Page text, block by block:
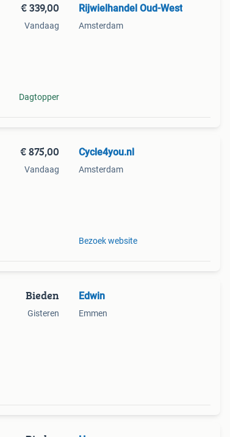
€ 339,00
Vandaag
Dagtopper
Rijwielhandel Oud-West
Amsterdam
€ 875,00
Vandaag
Cycle4you.nl
Amsterdam
Bezoek website
Bieden
Gisteren
Edwin
Emmen